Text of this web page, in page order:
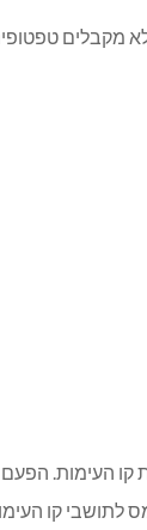
מתוך הפיסבוק של